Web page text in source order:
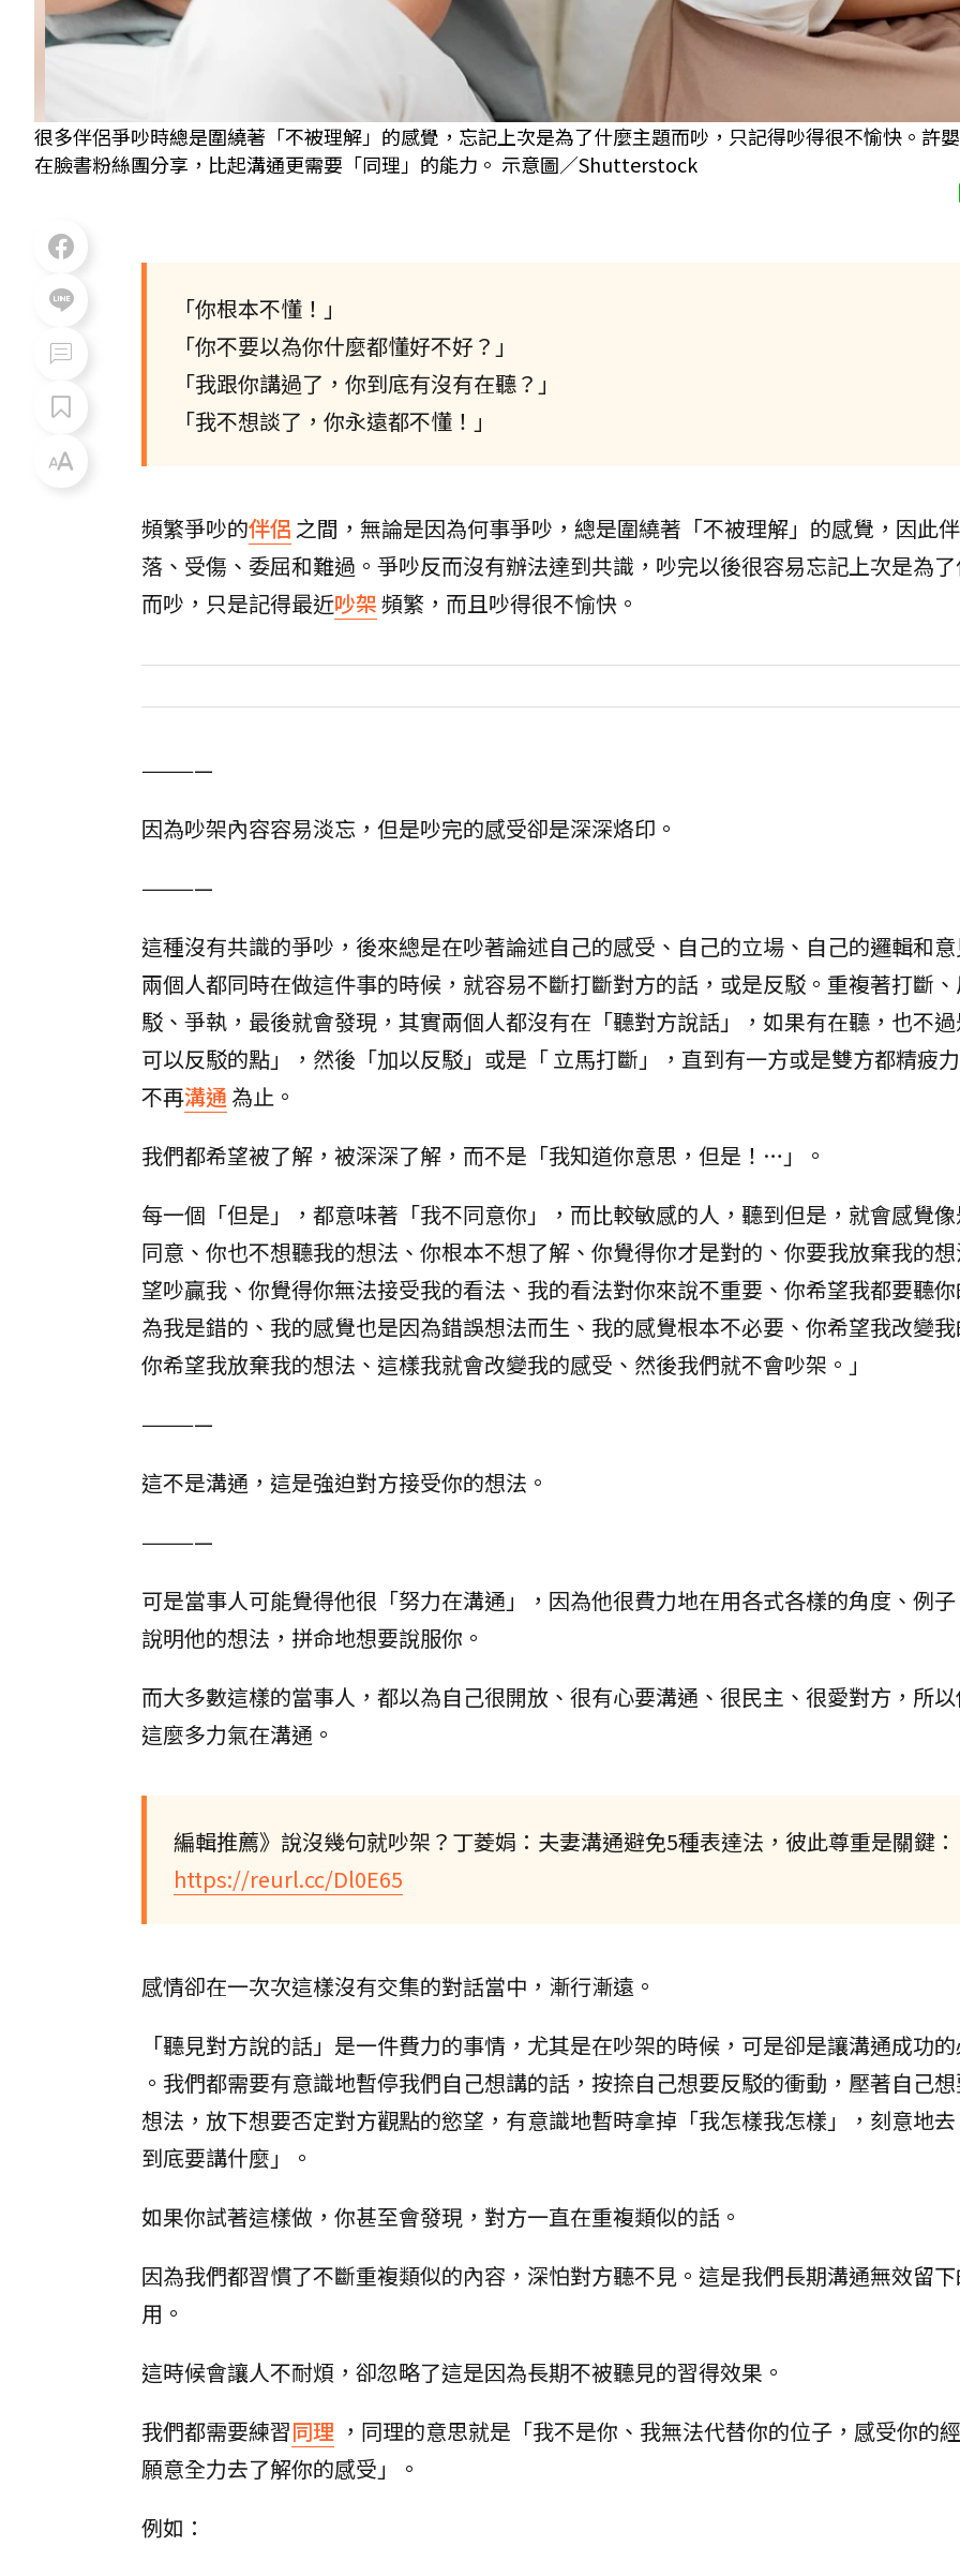
很多伴侶爭吵時總是圍繞著「不被理解」的感覺，忘記上次是為了什麼主題而吵，只記得吵得很不愉快。許
在臉書粉絲團分享，比起溝通更需要「同理」的能力。 示意圖／Shutterstock
「你根本不懂！」
「你不要以為你什麼都懂好不好？」
「我跟你講過了，你到底有沒有在聽？」
「我不想談了，你永遠都不懂！」
頻繁爭吵的伴侶 之間，無論是因為何事爭吵，總是圍繞著「不被理解」的感覺，因此
落、受傷、委屈和難過。爭吵反而沒有辦法達到共識，吵完以後很容易忘記上次是為
而吵，只是記得最近吵架頻繁，而且吵得很不愉快。
————
因為吵架內容容易淡忘，但是吵完的感受卻是深深烙印。
————
這種沒有共識的爭吵，後來總是在吵著論述自己的感受、自己的立場、自己的邏輯和
兩個人都同時在做這件事的時候，就容易不斷打斷對方的話，或是反駁。重複著打斷
駁、爭執，最後就會發現，其實兩個人都沒有在「聽對方說話」，如果有在聽，也不
可以反駁的點」，然後「加以反駁」或是「 立馬打斷」，直到有一方或是雙方都精疲
不再溝通 為止。
我們都希望被了解，被深深了解，而不是「我知道你意思，但是！…」。
每一個「但是」，都意味著「我不同意你」，而比較敏感的人，聽到但是，就會感覺
同意、你也不想聽我的想法、你根本不想了解、你覺得你才是對的、你要我放棄我的
望吵贏我、你覺得你無法接受我的看法、我的看法對你來說不重要、你希望我都要聽
為我是錯的、我的感覺也是因為錯誤想法而生、我的感覺根本不必要、你希望我改變
你希望我放棄我的想法、這樣我就會改變我的感受、然後我們就不會吵架。」
————
這不是溝通，這是強迫對方接受你的想法。
————
可是當事人可能覺得他很「努力在溝通」，因為他很費力地在用各式各樣的角度、例
說明他的想法，拼命地想要說服你。
而大多數這樣的當事人，都以為自己很開放、很有心要溝通、很民主、很愛對方，所
這麼多力氣在溝通。
編輯推薦》說沒幾句就吵架？丁菱娟：夫妻溝通避免5種表達法，彼此尊重是關鍵：
https://reurl.cc/Dl0E65
感情卻在一次次這樣沒有交集的對話當中，漸行漸遠。
「聽見對方說的話」是一件費力的事情，尤其是在吵架的時候，可是卻是讓溝通成功
。我們都需要有意識地暫停我們自己想講的話，按捺自己想要反駁的衝動，壓著自己
想法，放下想要否定對方觀點的慾望，有意識地暫時拿掉「我怎樣我怎樣」，刻意地
到底要講什麼」。
如果你試著這樣做，你甚至會發現，對方一直在重複類似的話。
因為我們都習慣了不斷重複類似的內容，深怕對方聽不見。這是我們長期溝通無效留
用。
這時候會讓人不耐煩，卻忽略了這是因為長期不被聽見的習得效果。
我們都需要練習同理 ，同理的意思就是「我不是你、我無法代替你的位子，感受你的
願意全力去了解你的感受」。
例如：